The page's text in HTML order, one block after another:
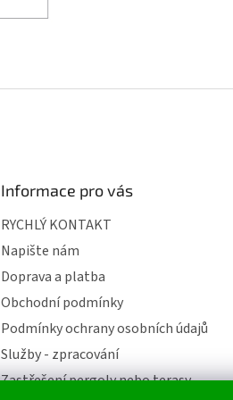
Informace pro vás
RYCHLÝ KONTAKT
Napište nám
Doprava a platba
Obchodní podmínky
Podmínky ochrany osobních údajů
Služby - zpracování
Zastřešení pergoly nebo terasy